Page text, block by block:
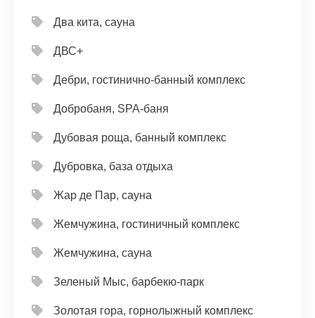
Два кита, сауна
ДВС+
Дебри, гостинично-банный комплекс
Добробаня, SPA-баня
Дубовая роща, банный комплекс
Дубровка, база отдыха
Жар де Пар, сауна
Жемчужина, гостиничный комплекс
Жемчужина, сауна
Зеленый Мыс, барбекю-парк
Золотая гора, горнолыжный комплекс